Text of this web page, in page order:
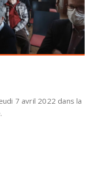
7 avril 2022 dans la